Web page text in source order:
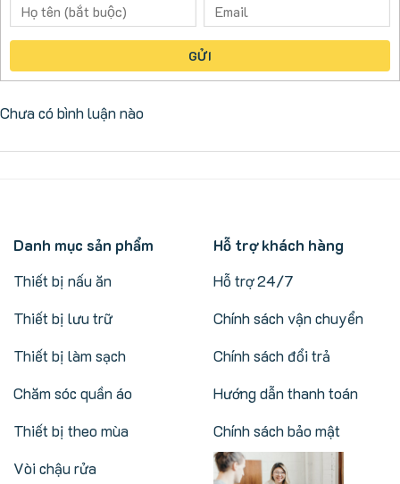
GỬI
Chưa có bình luận nào
Danh mục sản phẩm
Thiết bị nấu ăn
Thiết bị lưu trữ
Thiết bị làm sạch
Chăm sóc quần áo
Thiết bị theo mùa
Vòi chậu rửa
Hỗ trợ khách hàng
Hỗ trợ 24/7
Chính sách vận chuyển
Chính sách đổi trả
Hướng dẫn thanh toán
Chính sách bảo mật